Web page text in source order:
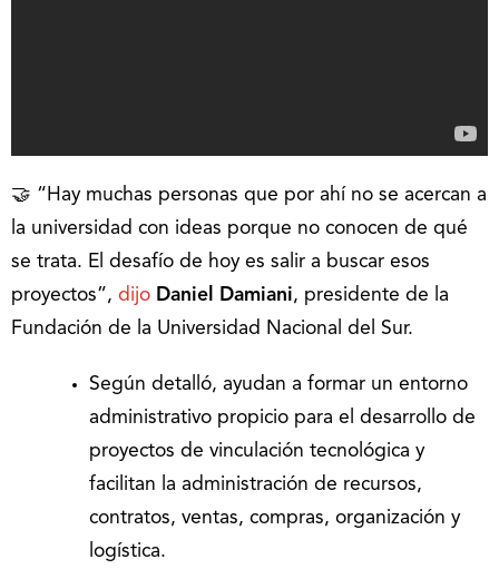
🤝 “Hay muchas personas que por ahí no se acercan a
la universidad con ideas porque no conocen de qué
se trata. El desafío de hoy es salir a buscar esos
proyectos”, dijo Daniel Damiani, presidente de la
Fundación de la Universidad Nacional del Sur.
Según detalló, ayudan a formar un entorno
administrativo propicio para el desarrollo de
proyectos de vinculación tecnológica y
facilitan la administración de recursos,
contratos, ventas, compras, organización y
logística.